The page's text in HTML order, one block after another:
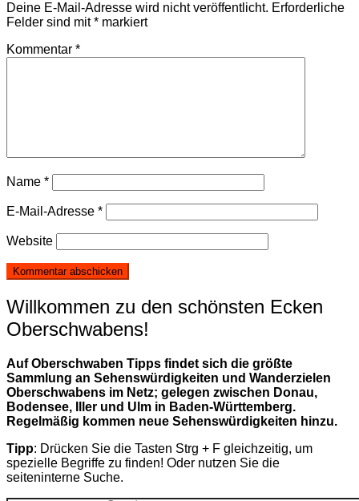
Deine E-Mail-Adresse wird nicht veröffentlicht. Erforderliche
Felder sind mit* markiert
Kommentar *
Name *
E-Mail-Adresse *
Website
Willkommen zu den schönsten Ecken
Oberschwabens!
Auf Oberschwaben Tipps findet sich die größte
Sammlung an Sehenswürdigkeiten und Wanderzielen
Oberschwabens im Netz; gelegen zwischen Donau,
Bodensee, Iller und Ulm in Baden-Württemberg.
Regelmäßig kommen neue Sehenswürdigkeiten hinzu.
Tipp: Drücken Sie die Tasten Strg + F gleichzeitig, um
spezielle Begriffe zu finden! Oder nutzen Sie die
seiteninterne Suche.